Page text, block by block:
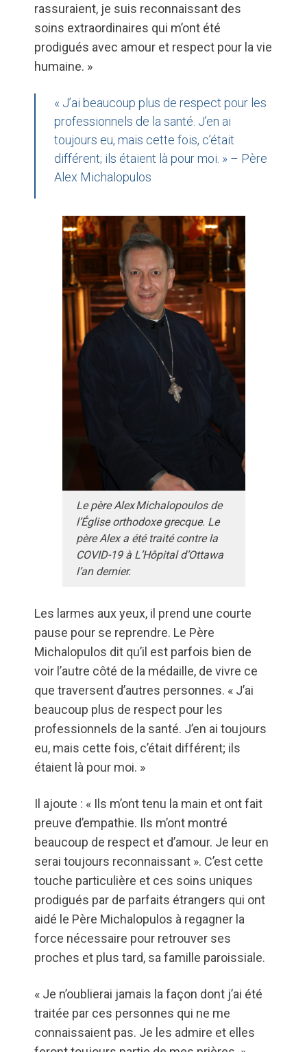
rassuraient, je suis reconnaissant des
soins extraordinaires qui m’ont été
prodigués avec amour et respect pour la vie
humaine. »
« J’ai beaucoup plus de respect pour les
professionnels de la santé. J’en ai
toujours eu, mais cette fois, c’était
différent; ils étaient là pour moi. » – Père
Alex Michalopulos
Le père Alex Michalopoulos de
l’Église orthodoxe grecque. Le
père Alex a été traité contre la
COVID-19 à L’Hôpital d’Ottawa
l’an dernier.
Les larmes aux yeux, il prend une courte
pause pour se reprendre. Le Père
Michalopulos dit qu’il est parfois bien de
voir l’autre côté de la médaille, de vivre ce
que traversent d’autres personnes. « J’ai
beaucoup plus de respect pour les
professionnels de la santé. J’en ai toujours
eu, mais cette fois, c’était différent; ils
étaient là pour moi. »
Il ajoute : « Ils m’ont tenu la main et ont fait
preuve d’empathie. Ils m’ont montré
beaucoup de respect et d’amour. Je leur en
serai toujours reconnaissant ». C’est cette
touche particulière et ces soins uniques
prodigués par de parfaits étrangers qui ont
aidé le Père Michalopulos à regagner la
force nécessaire pour retrouver ses
proches et plus tard, sa famille paroissiale.
« Je n’oublierai jamais la façon dont j’ai été
traitée par ces personnes qui ne me
connaissaient pas. Je les admire et elles